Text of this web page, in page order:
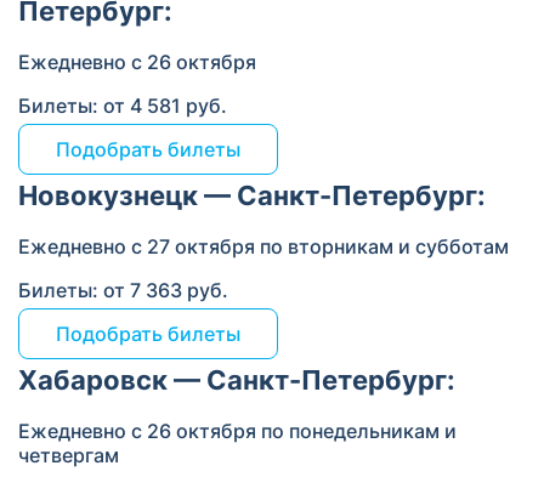
Петербург:
Ежедневно с 26 октября
Билеты: от 4 581 руб.
Подобрать билеты
Новокузнецк — Санкт-Петербург:
Ежедневно с 27 октября по вторникам и субботам
Билеты: от 7 363 руб.
Подобрать билеты
Хабаровск — Санкт-Петербург:
Ежедневно с 26 октября по понедельникам и
четвергам